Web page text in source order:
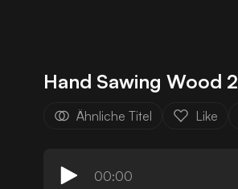
Hand Sawing Wood 2
Ähnliche Titel Like
00:00